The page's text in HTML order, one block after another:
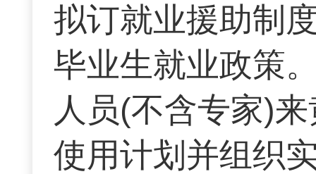
拟订就业援助制
毕业生就业政策
人员(不含专家)
使用计划并组织